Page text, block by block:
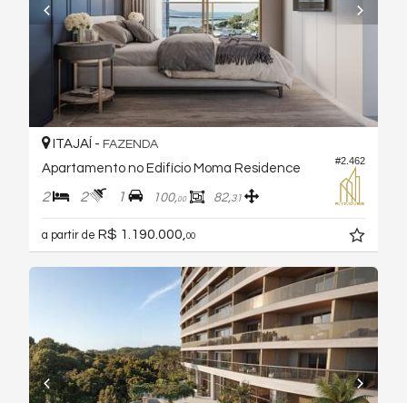
#2.462
ITAJAÍ - FAZENDA
Apartamento no Edifício Moma Residence
2 2 1 100,00 82,31
a partir de R$ 1.190.000,00